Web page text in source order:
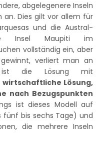
abgelegenere Inseln
an. Dies gilt vor allem für
und die Austral-
Insel Maupiti im
vollständig ein, aber
verliert man an
ist die Lösung mit
wirtschaftliche Lösung,
nach Bezugspunkten
ist dieses Modell auf
bis sechs Tage) und
die mehrere Inseln